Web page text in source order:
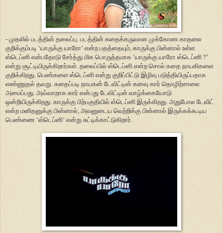
- முதலில் படத்தின் தலைப்பு. படத்தின் கதைக்கருவான முக்கோண காதலை
குறிக்கும்படி ‘யாருக்கு யாரோ’ என்ற பதத்தையும், காருக்கு பின்னால் உள்ள
ஸ்டெப்னி என்பதோடு சேர்த்து மிக பொருத்தமாக ‘யாருக்கு யாரோ ஸ்டெப்னி ?’
என்று சூட்டியிருக்கிறார்கள். தலைப்பில் ஸ்டெப்னி என்ற சொல் கதை நாயகிகளை
குறிக்கிறது. பெண்களை ஸ்டெப்னி என்று குறிப்பிட்டு இழிவு படுத்தியிருப்பதாக
எண்ணுதல் தவறு. கதைப்படி நாயகன் டேவிட்டின் கனவு கார் தொழிற்சாலை
அமைப்பது. அவ்வாறாக கார் என்பது டேவிட்டின் வாழ்க்கையோடு
ஒன்றியிருக்கிறது. காருக்கு பிற்பகுதியில் ஸ்டெப்னி இருக்கிறது. அதுபோல டேவிட்
என்ற மனிதனுக்கு பின்னால், அவனுடைய வெற்றிக்கு பின்னால் இருக்கக்கூடிய
பெண்ணை ‘ஸ்டெப்னி’ என்று சுட்டிக்காட்டுகிறார்.